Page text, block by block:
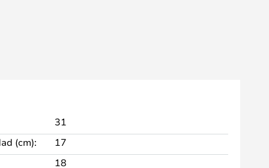
31
(cm):
17
18